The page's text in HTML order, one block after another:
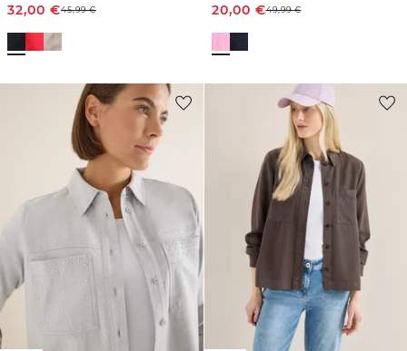
32,00 €45,99€
20,00 €49,99€